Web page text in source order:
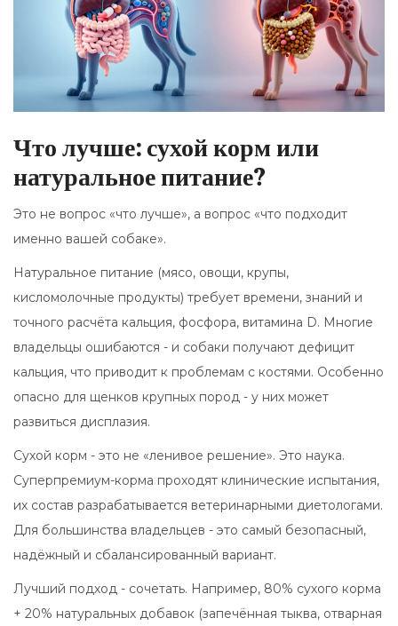
Что лучше: сухой корм или
натуральное питание?
Это не вопрос «что лучше», а вопрос «что подходит
именно вашей собаке».
Натуральное питание (мясо, овощи, крупы,
кисломолочные продукты) требует времени, знаний и
точного расчёта кальция, фосфора, витамина D. Многие
владельцы ошибаются - и собаки получают дефицит
кальция, что приводит к проблемам с костями. Особенно
опасно для щенков крупных пород - у них может
развиться дисплазия.
Сухой корм - это не «ленивое решение». Это наука.
Суперпремиум-корма проходят клинические испытания,
их состав разрабатывается ветеринарными диетологами.
Для большинства владельцев - это самый безопасный,
надёжный и сбалансированный вариант.
Лучший подход - сочетать. Например, 80% сухого корма
+ 20% натуральных добавок (запечённая тыква, отварная